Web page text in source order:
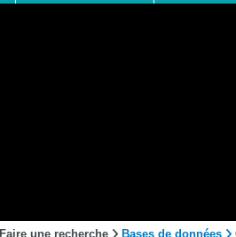
Faire une recherche Bases de données